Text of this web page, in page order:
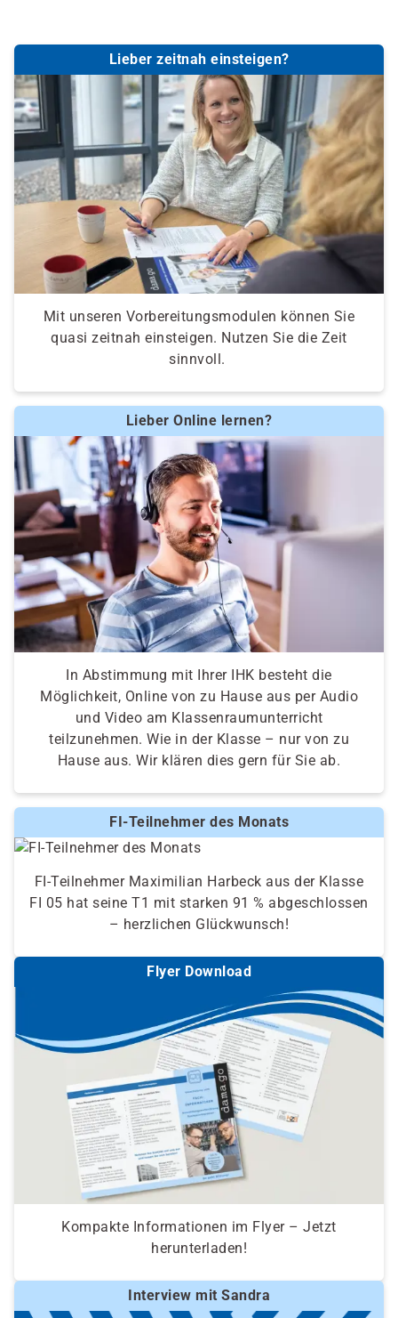
Lieber zeitnah einsteigen?
Mit unseren Vorbereitungsmodulen können Sie
quasi zeitnah einsteigen. Nutzen Sie die Zeit
sinnvoll.
Lieber Online lernen?
In Abstimmung mit Ihrer IHK besteht die
Möglichkeit, Online von zu Hause aus per Audio
und Video am Klassenraumunterricht
teilzunehmen. Wie in der Klasse – nur von zu
Hause aus. Wir klären dies gern für Sie ab.
FI-Teilnehmer des Monats
FI-Teilnehmer Maximilian Harbeck aus der Klasse
FI 05 hat seine T1 mit starken 91 % abgeschlossen
– herzlichen Glückwunsch!
Flyer Download
Kompakte Informationen im Flyer – Jetzt
herunterladen!
Interview mit Sandra